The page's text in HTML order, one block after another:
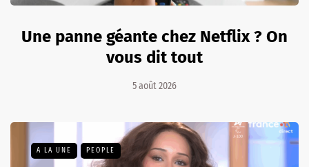
Une panne géante chez Netflix ? On
vous dit tout
5 août 2026
A LA UNE PEOPLE